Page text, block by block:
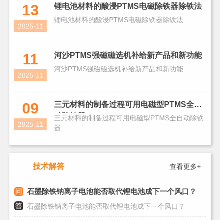
13
2025-11
锂电池材料的酸浸PTMS电磁除铁器除铁法
锂电池材料的酸浸PTMS电磁除铁器除铁法
11
2025-11
河沙PTMS强磁磁选机补给新产品和新功能
河沙PTMS强磁磁选机补给新产品和新功能
09
2025-11
三元材料的制备过程可用电磁型PTMS全自
动除铁器
三元材料的制备过程可用电磁型PTMS全自动除铁
器
查看更多+
技术解答
石墨除铁钠离子电池能否取代锂电池成下一个风口？
石墨除铁钠离子电池能否取代锂电池成下一个风口？